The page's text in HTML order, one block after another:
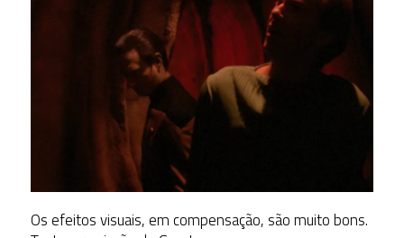
Os efeitos visuais, em compensação, são muito bons.